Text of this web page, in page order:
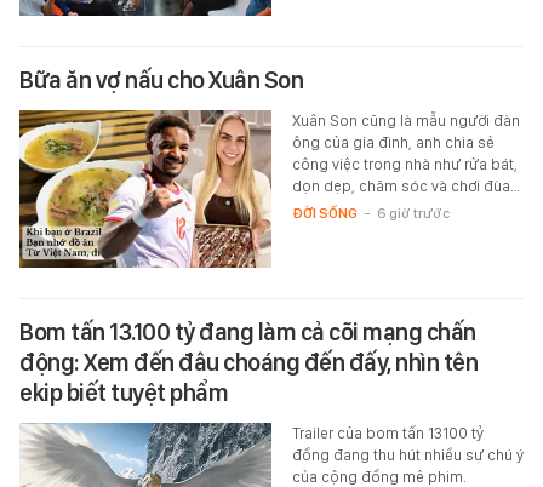
Bữa ăn vợ nấu cho Xuân Son
Xuân Son cũng là mẫu người đàn
ông của gia đình, anh chia sẻ
công việc trong nhà như rửa bát,
dọn dẹp, chăm sóc và chơi đùa…
ĐỜI SỐNG - 6 giờ trước
Bom tấn 13.100 tỷ đang làm cả cõi mạng chấn
động: Xem đến đâu choáng đến đấy, nhìn tên
ekip biết tuyệt phẩm
Trailer của bom tấn 13100 tỷ
đồng đang thu hút nhiều sự chú ý
của cộng đồng mê phim.